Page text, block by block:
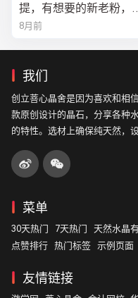
提，有想要的新老粉，
可以来排队
8月前
我们
创立菩心晶舍是因为喜欢和相
款原创设计的晶石，分享各种
的特性。选材上确保纯天然，
菜单
30天热门 7天热门 天然水晶
点赞排行 热门标签 示例页面
友情链接